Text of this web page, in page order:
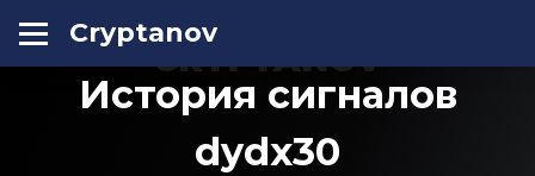
Cryptanov
CRYPTANOV
История сигналов
dydx30